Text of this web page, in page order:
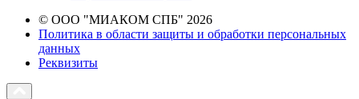
© ООО "МИАКОМ СПБ" 2026
Политика в области защиты и обработки персональных
данных
Реквизиты